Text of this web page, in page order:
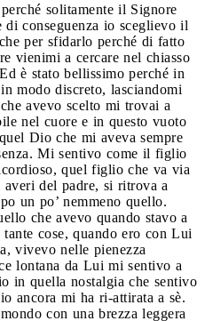
solitamente il Signore
conseguenza io sceglievo il
per sfidarlo perché di fatto
vienimi a cercare nel chiasso
è stato bellissimo perché in
modo discreto, lasciandomi
avevo scelto mi trovai a
nel cuore e in questo vuoto
Dio che mi aveva sempre
Mi sentivo come il figlio
quel figlio che va via
del padre, si ritrova a
un po’ nemmeno quello.
che avevo quando stavo a
cose, quando ero con Lui
vivevo nelle pienezza
lontana da Lui mi sentivo a
in quella nostalgia che sentivo
ancora mi ha ri-attirata a sè.
con una brezza leggera